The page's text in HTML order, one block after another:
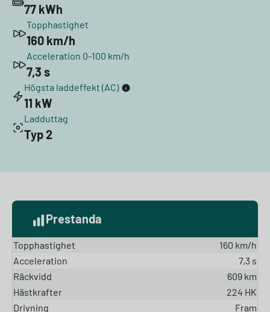
77 kWh
Topphastighet
160 km/h
Acceleration 0-100 km/h
7,3 s
Högsta laddeffekt (AC)
11 kW
Ladduttag
Typ 2
Prestanda
Topphastighet
160 km/h
Acceleration
7,3 s
Räckvidd
609 km
Hästkrafter
224 HK
Drivning
Fram